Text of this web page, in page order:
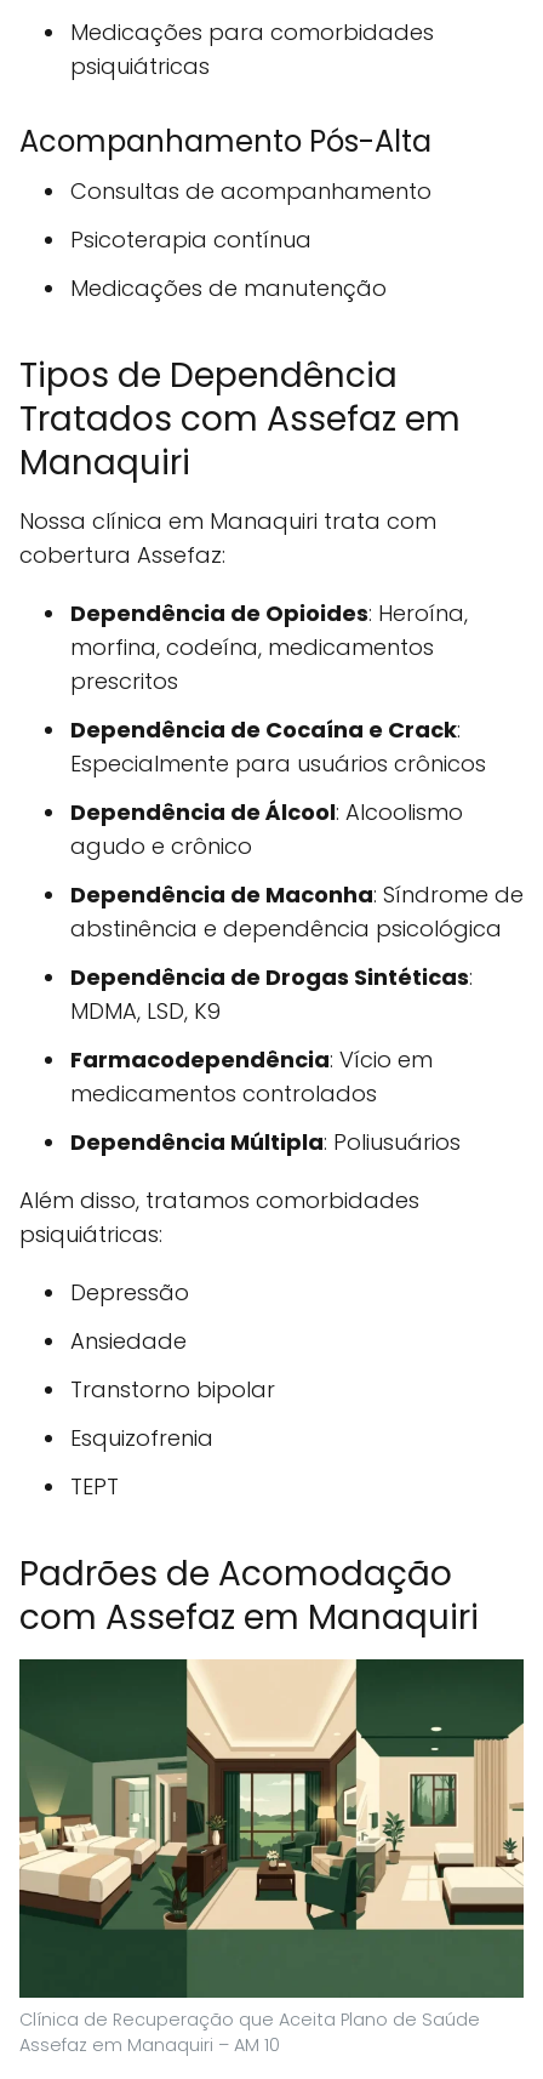
Medicações para comorbidades
psiquiátricas
Acompanhamento Pós-Alta
Consultas de acompanhamento
Psicoterapia contínua
Medicações de manutenção
Tipos de Dependência
Tratados com Assefaz em
Manaquiri
Nossa clínica em Manaquiri trata com
cobertura Assefaz:
Dependência de Opioides: Heroína,
morfina, codeína, medicamentos
prescritos
Dependência de Cocaína e Crack:
Especialmente para usuários crônicos
Dependência de Álcool: Alcoolismo
agudo e crônico
Dependência de Maconha: Síndrome de
abstinência e dependência psicológica
Dependência de Drogas Sintéticas:
MDMA, LSD, K9
Farmacodependência: Vício em
medicamentos controlados
Dependência Múltipla: Poliusuários
Além disso, tratamos comorbidades
psiquiátricas:
Depressão
Ansiedade
Transtorno bipolar
Esquizofrenia
TEPT
Padrões de Acomodação
com Assefaz em Manaquiri
Clínica de Recuperação que Aceita Plano de Saúde
Assefaz em Manaquiri – AM 10